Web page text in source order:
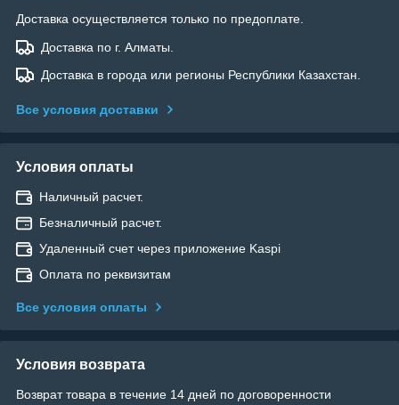
Доставка осуществляется только по предоплате.
Доставка по г. Алматы.
Доставка в города или регионы Республики Казахстан.
Все условия доставки
Условия оплаты
Наличный расчет.
Безналичный расчет.
Удаленный счет через приложение Kaspi
Оплата по реквизитам
Все условия оплаты
Условия возврата
Возврат товара в течение 14 дней по договоренности